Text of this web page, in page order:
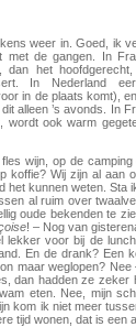
weer in. Goed, ik
de gangen. In
dan het
In Nederland
in de plaats komt),
alleen ’s avonds. In
wordt ook warm
wijn, op de
koffie? Wij zijn al aan
kunnen weten. Sta
al ruim over
oude bekenden te
! – Nog van
voor bij de
En de drank? Een
maar weglopen? Nee
dan hadden ze zeker
eten. Nee, mijn
kom ik niet meer
tijd wonen, dat is een